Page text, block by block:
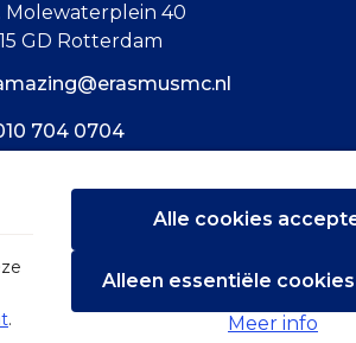
Molewaterplein 40
GD Rotterdam
704 0704
.
Alle cookies
Alleen essentiële
Meer info